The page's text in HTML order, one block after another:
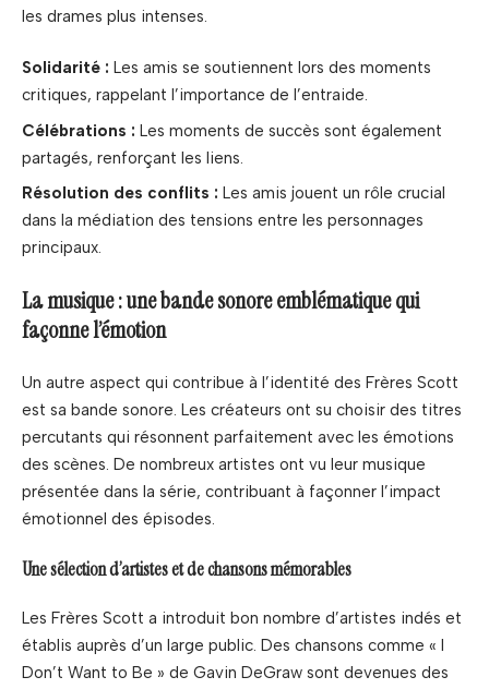
les drames plus intenses.
Solidarité : Les amis se soutiennent lors des moments
critiques, rappelant l’importance de l’entraide.
Célébrations : Les moments de succès sont également
partagés, renforçant les liens.
Résolution des conflits : Les amis jouent un rôle crucial
dans la médiation des tensions entre les personnages
principaux.
La musique : une bande sonore emblématique qui
façonne l’émotion
Un autre aspect qui contribue à l’identité des Frères Scott
est sa bande sonore. Les créateurs ont su choisir des titres
percutants qui résonnent parfaitement avec les émotions
des scènes. De nombreux artistes ont vu leur musique
présentée dans la série, contribuant à façonner l’impact
émotionnel des épisodes.
Une sélection d’artistes et de chansons mémorables
Les Frères Scott a introduit bon nombre d’artistes indés et
établis auprès d’un large public. Des chansons comme « I
Don’t Want to Be » de Gavin DeGraw sont devenues des